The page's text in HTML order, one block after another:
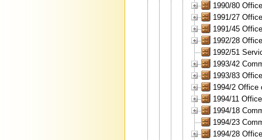
1990/80
1991/27
1991/45
1992/28
1992/51
1993/42
1993/83
1994/2 Office
1994/11
1994/18
1994/23
1994/28